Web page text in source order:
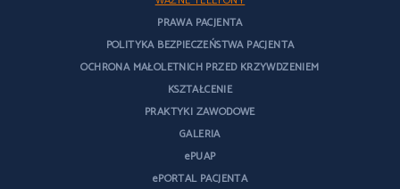
PRAWA PACJENTA
POLITYKA BEZPIECZEŃSTWA PACJENTA
OCHRONA MAŁOLETNICH PRZED KRZYWDZENIEM
KSZTAŁCENIE
PRAKTYKI ZAWODOWE
GALERIA
ePUAP
ePORTAL PACJENTA